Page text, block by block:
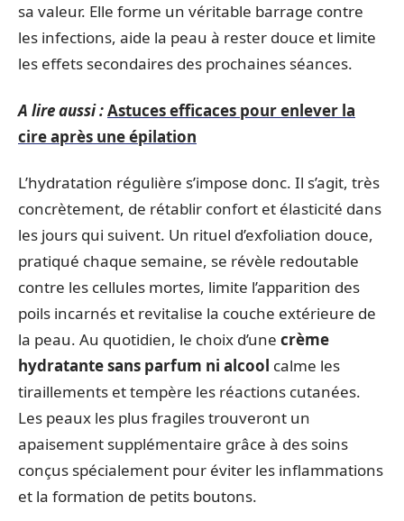
sa valeur. Elle forme un véritable barrage contre
les infections, aide la peau à rester douce et limite
les effets secondaires des prochaines séances.
A lire aussi :Astuces efficaces pour enlever la
cire après une épilation
L’hydratation régulière s’impose donc. Il s’agit, très
concrètement, de rétablir confort et élasticité dans
les jours qui suivent. Un rituel d’exfoliation douce,
pratiqué chaque semaine, se révèle redoutable
contre les cellules mortes, limite l’apparition des
poils incarnés et revitalise la couche extérieure de
la peau. Au quotidien, le choix d’une crème
hydratante sans parfum ni alcool calme les
tiraillements et tempère les réactions cutanées.
Les peaux les plus fragiles trouveront un
apaisement supplémentaire grâce à des soins
conçus spécialement pour éviter les inflammations
et la formation de petits boutons.